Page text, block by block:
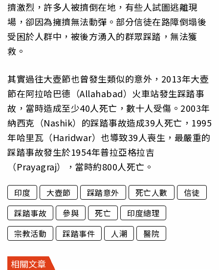
擠激烈，許多人被擠倒在地，有些人試圖逃離現
場，卻因為擁擠無法動彈。部分信徒在路障倒塌後
受困於人群中，被後方湧入的群眾踩踏，無法獲
救。
其實過往大壺節也曾發生類似的意外，2013年大壺
節在阿拉哈巴德（Allahabad）火車站發生踩踏事
故，當時造成至少40人死亡，數十人受傷。2003年
納西克（Nashik）的踩踏事故造成39人死亡，1995
年哈里瓦（Haridwar）也導致39人喪生，最嚴重的
踩踏事故發生於1954年普拉亞格拉吉
（Prayagraj），當時約800人死亡。
印度 大壺節 踩踏意外 死亡人數
信徒
踩踏事故
參與 死亡
印度總理
宗教活動
踩踏事件 人潮 醫院
相關文章